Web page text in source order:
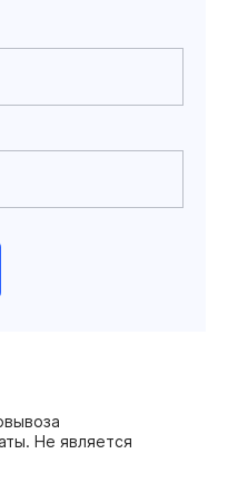
Не является